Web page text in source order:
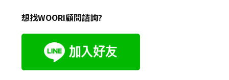
想找WOORI顧問諮詢?